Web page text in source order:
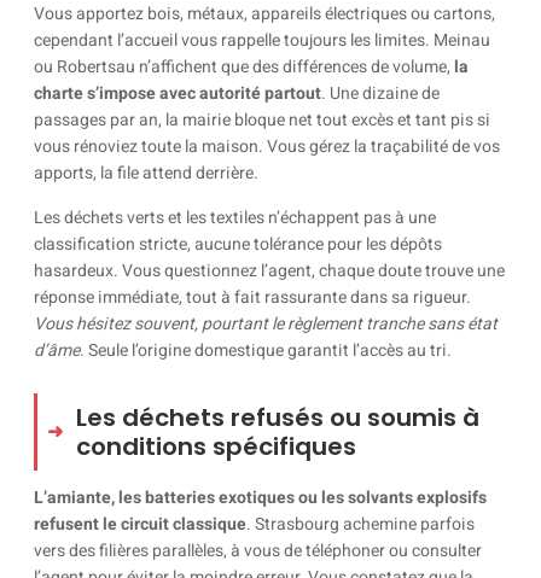
Vous apportez bois, métaux, appareils électriques ou cartons,
cependant l’accueil vous rappelle toujours les limites. Meinau
ou Robertsau n’affichent que des différences de volume, la
charte s’impose avec autorité partout. Une dizaine de
passages par an, la mairie bloque net tout excès et tant pis si
vous rénoviez toute la maison. Vous gérez la traçabilité de vos
apports, la file attend derrière.
Les déchets verts et les textiles n’échappent pas à une
classification stricte, aucune tolérance pour les dépôts
hasardeux. Vous questionnez l’agent, chaque doute trouve une
réponse immédiate, tout à fait rassurante dans sa rigueur.
Vous hésitez souvent, pourtant le règlement tranche sans état
d’âme. Seule l’origine domestique garantit l’accès au tri.
Les déchets refusés ou soumis à
conditions spécifiques
L’amiante, les batteries exotiques ou les solvants explosifs
refusent le circuit classique. Strasbourg achemine parfois
vers des filières parallèles, à vous de téléphoner ou consulter